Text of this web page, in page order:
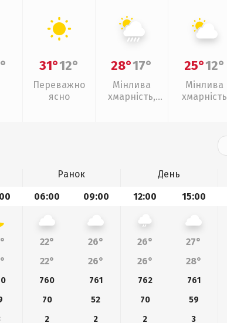
31°12°
Переважно
ясно
28°17°
Мінлива
хмарність,
25°12°
Мінлива
хмарність
Ранок День
06:00 09:00 12:00 15:00
22° 26° 26° 27°
22° 26° 26° 28°
760 761 762 761
70 52 70 59
2 2 2 3